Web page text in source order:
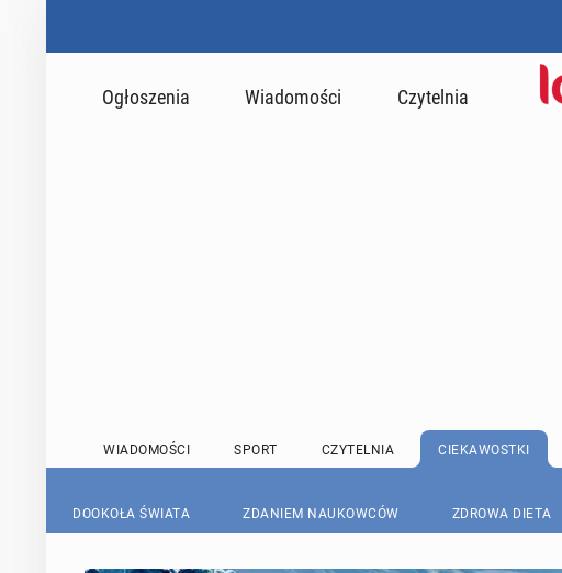
Ogłoszenia Wiadomości Czytelnia
WIADOMOŚCI SPORT CZYTELNIA CIEKAWOSTKI
DOOKOŁA ŚWIATA ZDANIEM NAUKOWCÓW ZDROWA DIETA